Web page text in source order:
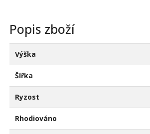
Popis zboží
Výška
Šířka
Ryzost
Rhodiováno